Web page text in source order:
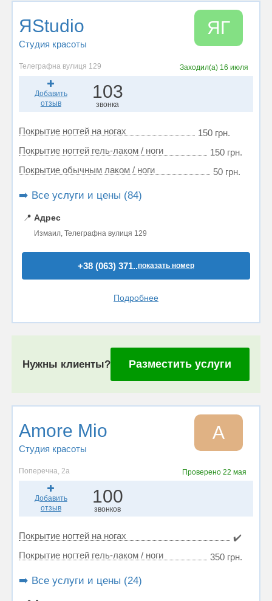
ЯStudio
Студия красоты
ЯГ
Телеграфна вулиця 129 Заходил(а) 16 июля
Добавить
отзыв
103
звонка
Покрытие ногтей на ногах
150 грн.
Покрытие ногтей гель-лаком / ноги
150 грн.
Покрытие обычным лаком / ноги
50 грн.
➡️ Все услуги и цены (84)
📍 Адрес
Измаил, Телеграфна вулиця 129
+38 (063) 371..показать номер
Подробнее
Нужны клиенты? Разместить услуги
Amore Mio
Студия красоты
A
Поперечна, 2а Проверено 22 мая
Добавить
отзыв
100
звонков
Покрытие ногтей на ногах
✔️
Покрытие ногтей гель-лаком / ноги
350 грн.
➡️ Все услуги и цены (24)